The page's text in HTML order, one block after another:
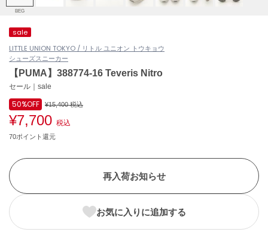
(124)
ànuke
アンヌーク
ASICS
アシックス
Ballelite
バレリット
バンドリヤー
Barbour
バブアー
Beyond Closet
ビヨンドクローゼット
BEG
sale
LITTLE UNION TOKYO / リトル ユニオン トウキョウ
シューズスニーカー
【PUMA】388774-16 Teveris Nitro
セール｜sale
50%OFF ¥15,400税込
¥7,700 税込
70ポイント還元
再入荷お知らせ
お気に入りに追加する